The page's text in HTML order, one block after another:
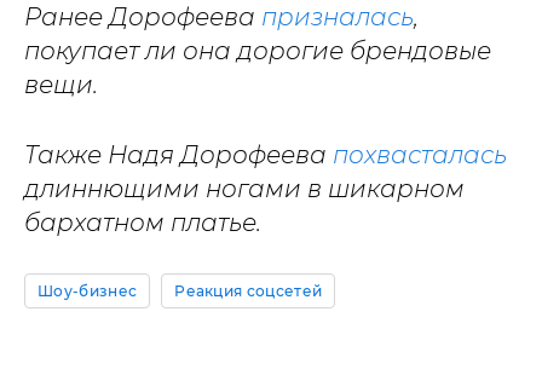
Ранее Дорофеева призналась,
покупает ли она дорогие брендовые
вещи.
Также Надя Дорофеева похвасталась
длиннющими ногами в шикарном
бархатном платье.
Шоу-бизнес Реакция соцсетей